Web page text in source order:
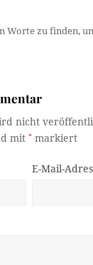
Worte zu finden,
nicht
mit* markiert
E-Mail-